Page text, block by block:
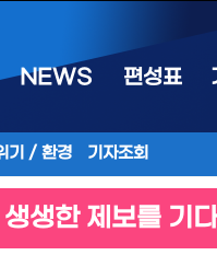
NEWS 편성표
기 / 환경 기자조회
생한 제보를 기